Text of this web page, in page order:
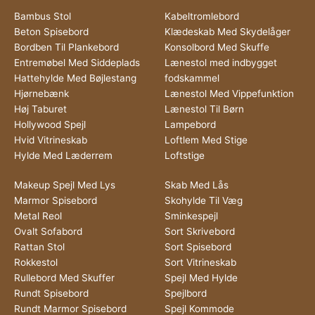
Bambus Stol
Beton Spisebord
Bordben Til Plankebord
Entremøbel Med Siddeplads
Hattehylde Med Bøjlestang
Hjørnebænk
Høj Taburet
Hollywood Spejl
Hvid Vitrineskab
Hylde Med Læderrem
Kabeltromlebord
Klædeskab Med Skydelåger
Konsolbord Med Skuffe
Lænestol med indbygget
fodskammel
Lænestol Med Vippefunktion
Lænestol Til Børn
Lampebord
Loftlem Med Stige
Loftstige
Makeup Spejl Med Lys
Marmor Spisebord
Metal Reol
Ovalt Sofabord
Rattan Stol
Rokkestol
Rullebord Med Skuffer
Rundt Spisebord
Rundt Marmor Spisebord
Skab Med Lås
Skohylde Til Væg
Sminkespejl
Sort Skrivebord
Sort Spisebord
Sort Vitrineskab
Spejl Med Hylde
Spejlbord
Spejl Kommode